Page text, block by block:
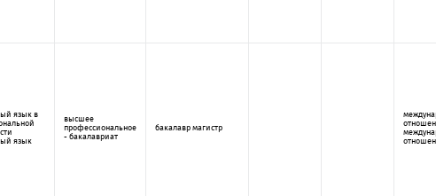
язык в
язык
высшее
профессиональное
- бакалавриат
бакалавр магистр